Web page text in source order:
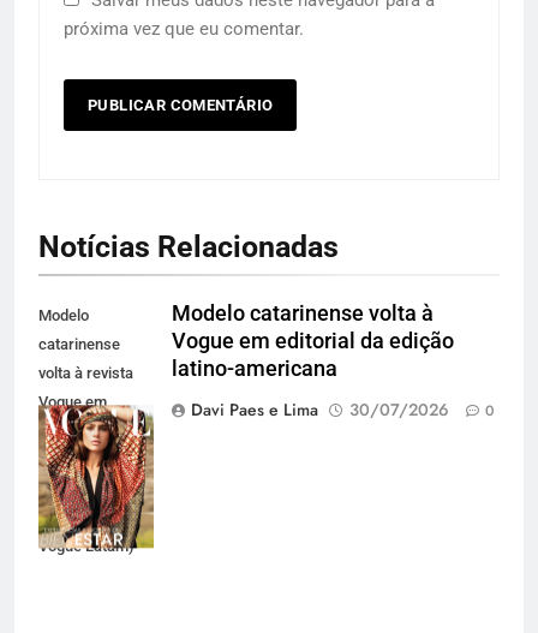
próxima vez que eu comentar.
Notícias Relacionadas
Modelo
catarinense
volta à revista
Vogue em
editorial para a
edição latino-
americana
(Divulgação
Vogue Latam)
Modelo catarinense volta à
Vogue em editorial da edição
latino-americana
Davi Paes e Lima
30/07/2026 0